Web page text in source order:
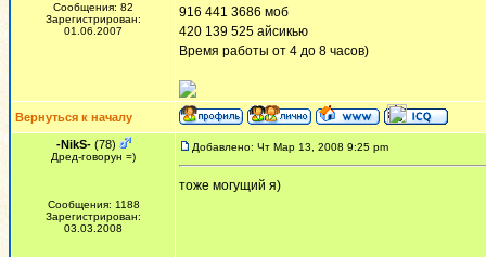
Сообщения: 82
Зарегистрирован:
01.06.2007
916 441 3686 моб
420 139 525 айсикью
Время работы от 4 до 8 часов)
Вернуться к началу
-NikS-(78)
Дред-говорун =)
Сообщения: 1188
Зарегистрирован:
03.03.2008
Добавлено: Чт Мар 13, 2008 9:25 pm
тоже могущий я)